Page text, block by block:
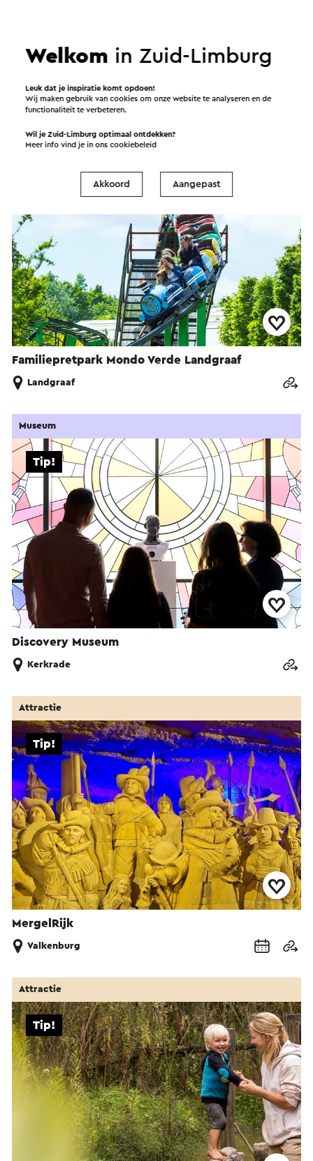
Valkenburg
Familiepretpark Mondo Verde Landgraaf
Attractiepark
Landgraaf
Discovery Museum
Tip!
Museum
Kerkrade
MergelRijk
Tip!
Attractie
Valkenburg
Tip!
Attractie
Welkom in Zuid-Limburg
Leuk dat je inspiratie komt opdoen!
Wij maken gebruik van cookies om onze website te analyseren en de
functionaliteit te verbeteren.
Wil je Zuid-Limburg optimaal ontdekken?
Meer info vind je in onscookiebeleid
Akkoord Aangepast